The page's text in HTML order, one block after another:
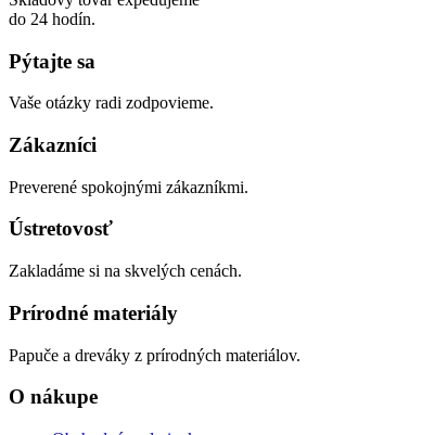
do 24 hodín.
Pýtajte sa
Vaše otázky radi zodpovieme.
Zákazníci
Preverené spokojnými zákazníkmi.
Ústretovosť
Zakladáme si na skvelých cenách.
Prírodné materiály
Papuče a dreváky z prírodných materiálov.
O nákupe